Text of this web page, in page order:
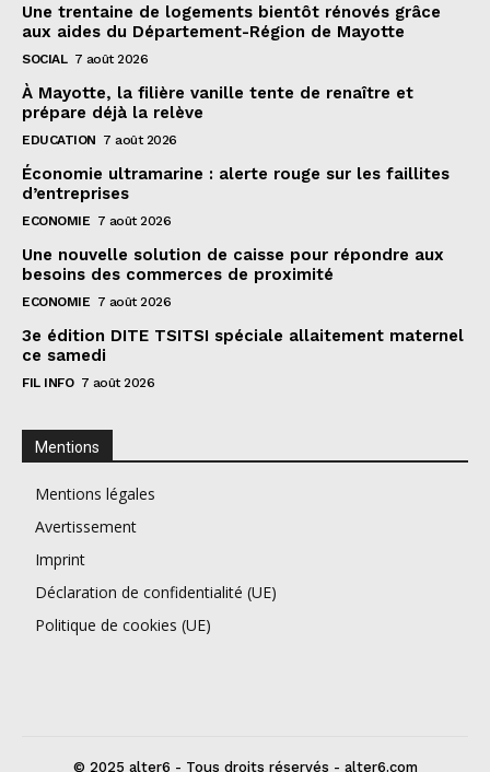
Une trentaine de logements bientôt rénovés grâce
aux aides du Département-Région de Mayotte
SOCIAL 7 août 2026
À Mayotte, la filière vanille tente de renaître et
prépare déjà la relève
EDUCATION 7 août 2026
Économie ultramarine : alerte rouge sur les faillites
d’entreprises
ECONOMIE 7 août 2026
Une nouvelle solution de caisse pour répondre aux
besoins des commerces de proximité
ECONOMIE 7 août 2026
3e édition DITE TSITSI spéciale allaitement maternel
ce samedi
FIL INFO 7 août 2026
Mentions
Mentions légales
Avertissement
Imprint
Déclaration de confidentialité (UE)
Politique de cookies (UE)
© 2025 alter6 - Tous droits réservés - alter6.com